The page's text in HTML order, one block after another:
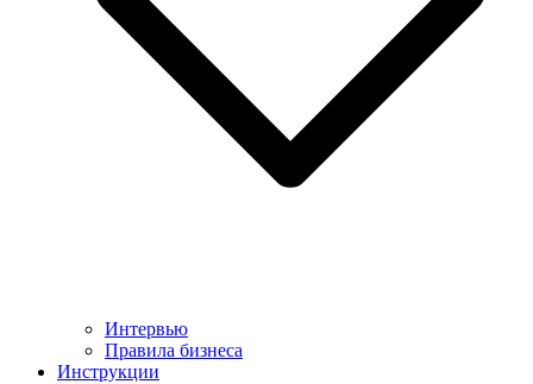
Интервью
Правила бизнеса
Инструкции